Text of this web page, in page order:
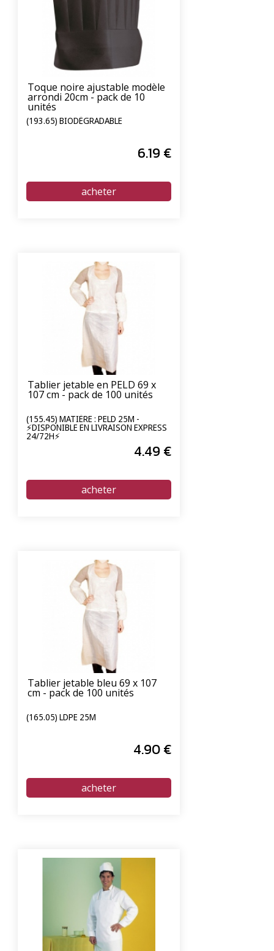
Toque noire ajustable modèle
arrondi 20cm - pack de 10
unités
(193.65) BIODÉGRADABLE
6.19 €
Tablier jetable en PELD 69 x
107 cm - pack de 100 unités
(155.45) MATIÈRE : PELD 25Μ -
⚡DISPONIBLE EN LIVRAISON EXPRESS
24/72H⚡
4.49 €
Tablier jetable bleu 69 x 107
cm - pack de 100 unités
(165.05) LDPE 25Μ
4.90€